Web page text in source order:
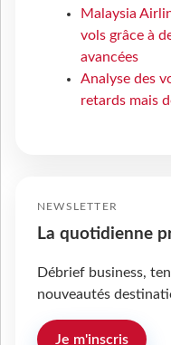
Malaysia
vols grâce à
avancées
Analyse des
retards mais
NEWSLETTER
La quotidienne
Débrief business,
nouveautés
Je m'inscris